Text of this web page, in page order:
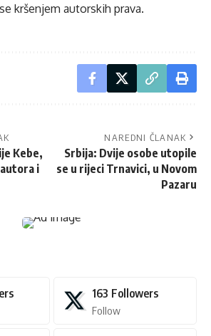
kršenjem autorskih prava.
Kebe,
i
NAREDNI ČLANAK
Srbija: Dvije osobe utopile
se u rijeci Trnavici, u Novom
Pazaru
163 Followers
Follow